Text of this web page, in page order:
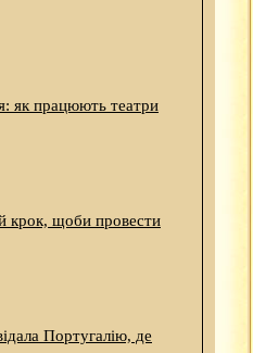
як працюють театри
крок, щоби провести
Португалію, де